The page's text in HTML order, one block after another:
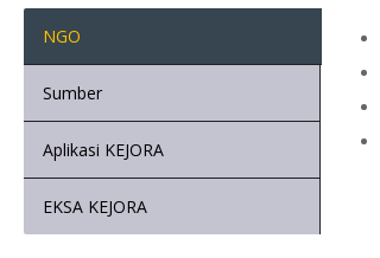
NGO
Sumber
Aplikasi KEJORA
EKSA KEJORA